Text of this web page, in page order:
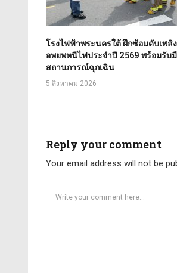
โรงไฟฟ้าพระนครใต้ ฝึกซ้อมดับเพลิ
อพยพหนีไฟประจำปี 2569 พร้อมรับ
สถานการณ์ฉุกเฉิน
5 สิงหาคม 2026
Reply your comment
Your email address will not be